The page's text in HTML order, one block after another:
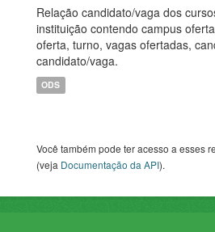
Relação candidato/vaga dos
instituição contendo campus
oferta, turno, vagas ofertadas,
candidato/vaga.
ODS
Você também pode ter acesso a esses
(veja Documentação da API).